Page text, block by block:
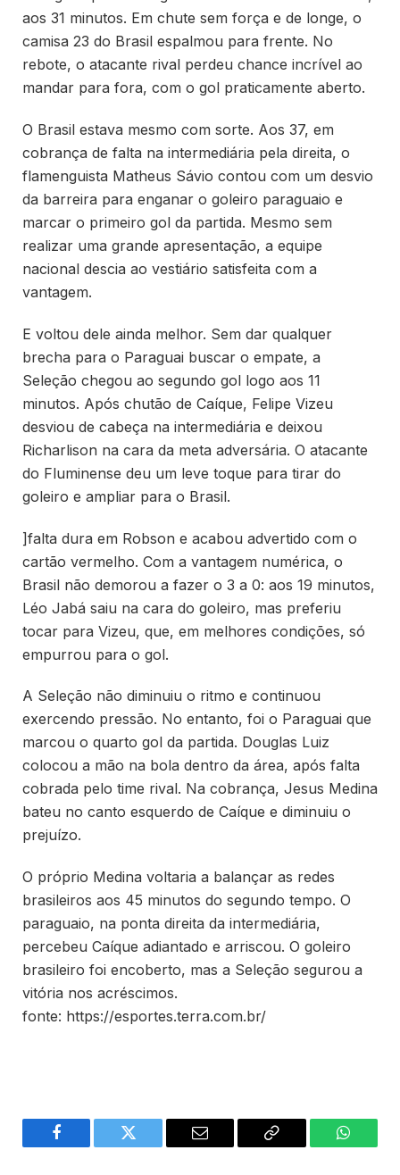
aos 31 minutos. Em chute sem força e de longe, o
camisa 23 do Brasil espalmou para frente. No
rebote, o atacante rival perdeu chance incrível ao
mandar para fora, com o gol praticamente aberto.
O Brasil estava mesmo com sorte. Aos 37, em
cobrança de falta na intermediária pela direita, o
flamenguista Matheus Sávio contou com um desvio
da barreira para enganar o goleiro paraguaio e
marcar o primeiro gol da partida. Mesmo sem
realizar uma grande apresentação, a equipe
nacional descia ao vestiário satisfeita com a
vantagem.
E voltou dele ainda melhor. Sem dar qualquer
brecha para o Paraguai buscar o empate, a
Seleção chegou ao segundo gol logo aos 11
minutos. Após chutão de Caíque, Felipe Vizeu
desviou de cabeça na intermediária e deixou
Richarlison na cara da meta adversária. O atacante
do Fluminense deu um leve toque para tirar do
goleiro e ampliar para o Brasil.
]falta dura em Robson e acabou advertido com o
cartão vermelho. Com a vantagem numérica, o
Brasil não demorou a fazer o 3 a 0: aos 19 minutos,
Léo Jabá saiu na cara do goleiro, mas preferiu
tocar para Vizeu, que, em melhores condições, só
empurrou para o gol.
A Seleção não diminuiu o ritmo e continuou
exercendo pressão. No entanto, foi o Paraguai que
marcou o quarto gol da partida. Douglas Luiz
colocou a mão na bola dentro da área, após falta
cobrada pelo time rival. Na cobrança, Jesus Medina
bateu no canto esquerdo de Caíque e diminuiu o
prejuízo.
O próprio Medina voltaria a balançar as redes
brasileiros aos 45 minutos do segundo tempo. O
paraguaio, na ponta direita da intermediária,
percebeu Caíque adiantado e arriscou. O goleiro
brasileiro foi encoberto, mas a Seleção segurou a
vitória nos acréscimos.
fonte: https://esportes.terra.com.br/
Facebook Twitter Email
Copy